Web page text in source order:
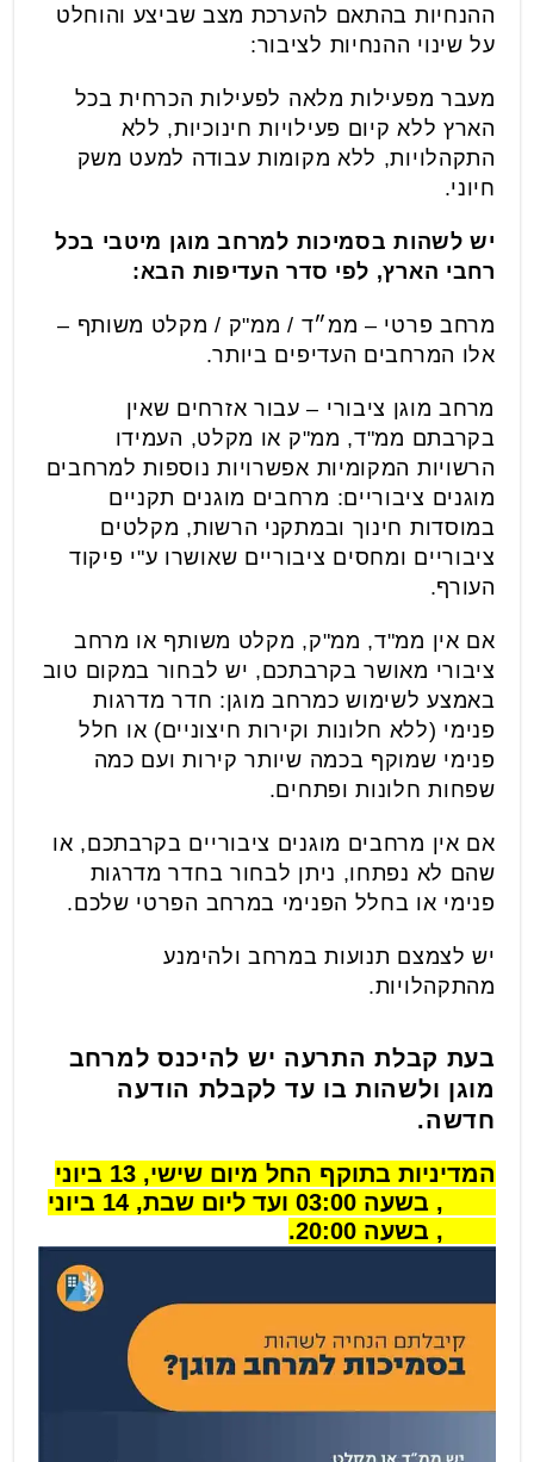
ההנחיות בהתאם להערכת מצב שביצע והוחלט
על שינוי ההנחיות לציבור:
מעבר מפעילות מלאה לפעילות הכרחית בכל
הארץ ללא קיום פעילויות חינוכיות, ללא
התקהלויות, ללא מקומות עבודה למעט משק
חיוני.
יש לשהות בסמיכות למרחב מוגן מיטבי בכל
רחבי הארץ, לפי סדר העדיפות הבא:
מרחב פרטי – ממ״ד / ממ"ק / מקלט משותף –
אלו המרחבים העדיפים ביותר.
⁠מרחב מוגן ציבורי – עבור אזרחים שאין
בקרבתם ממ"ד, ממ"ק או מקלט, העמידו
הרשויות המקומיות אפשרויות נוספות למרחבים
מוגנים ציבוריים: מרחבים מוגנים תקניים
במוסדות חינוך ובמתקני הרשות, מקלטים
ציבוריים ומחסים ציבוריים שאושרו ע"י פיקוד
העורף.
אם אין ממ"ד, ממ"ק, מקלט משותף או מרחב
ציבורי מאושר בקרבתכם, יש לבחור במקום טוב
באמצע לשימוש כמרחב מוגן: חדר מדרגות
פנימי (ללא חלונות וקירות חיצוניים) או חלל
פנימי שמוקף בכמה שיותר קירות ועם כמה
שפחות חלונות ופתחים.
אם אין מרחבים מוגנים ציבוריים בקרבתכם, או
שהם לא נפתחו, ניתן לבחור בחדר מדרגות
פנימי או בחלל הפנימי במרחב הפרטי שלכם.
יש לצמצם תנועות במרחב ולהימנע
מהתקהלויות.
בעת קבלת התרעה יש להיכנס למרחב
מוגן ולשהות בו עד לקבלת הודעה
חדשה.
המדיניות בתוקף החל מיום שישי, 13 ביוני
2025, בשעה 03:00 ועד ליום שבת, 14 ביוני